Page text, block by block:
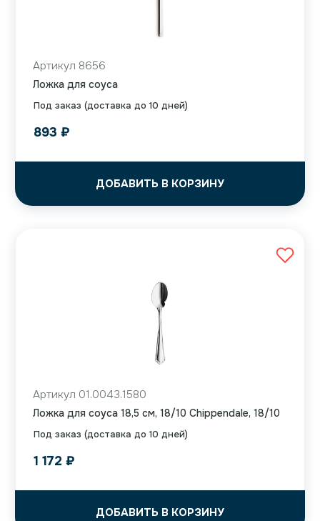
Под заказ (доставка до 10 дней)
Артикул 8656
Ложка для соуса
893 ₽
ДОБАВИТЬ В КОРЗИНУ
Под заказ (доставка до 10 дней)
Артикул 01.0043.1580
Ложка для соуса 18,5 см, 18/10 Chippendale, 18/10
1 172 ₽
ДОБАВИТЬ В КОРЗИНУ